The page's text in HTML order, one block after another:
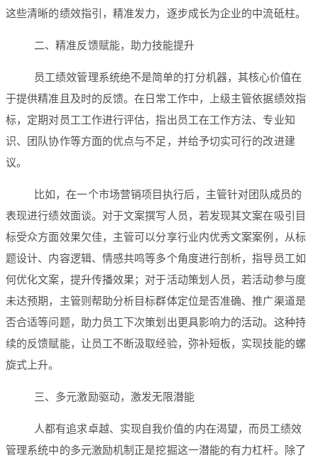
这些清晰的绩效指引，精准发力，逐步成长为企业的中流砥柱。
二、精准反馈赋能，助力技能提升
员工绩效管理系统绝不是简单的打分机器，其核心价值在
于提供精准且及时的反馈。在日常工作中，上级主管依据绩效指
标，定期对员工工作进行评估，指出员工在工作方法、专业知
识、团队协作等方面的优点与不足，并给予切实可行的改进建
议。
比如，在一个市场营销项目执行后，主管针对团队成员的
表现进行绩效面谈。对于文案撰写人员，若发现其文案在吸引目
标受众方面效果欠佳，主管可以分享行业内优秀文案案例，从标
题设计、内容逻辑、情感共鸣等多个角度进行剖析，指导员工如
何优化文案，提升传播效果；对于活动策划人员，若活动参与度
未达预期，主管则帮助分析目标群体定位是否准确、推广渠道是
否合适等问题，助力员工下次策划出更具影响力的活动。这种持
续的反馈赋能，让员工不断汲取经验，弥补短板，实现技能的螺
旋式上升。
三、多元激励驱动，激发无限潜能
人都有追求卓越、实现自我价值的内在渴望，而员工绩效
管理系统中的多元激励机制正是挖掘这一潜能的有力杠杆。除了